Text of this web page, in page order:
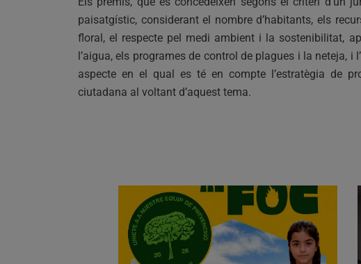
paisatgístic, considerant el nombre d’habitants, els
floral, el respecte pel medi ambient i la sostenibilitat,
l’aigua, els programes de control de plagues i la neteja,
aspecte en el qual es té en compte l’estratègia de
ciutadana al voltant d’aquest tema.